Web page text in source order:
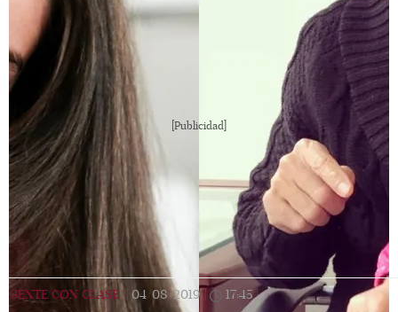
[Publicidad]
GENTE CON CLASE 04/08/2019 17:45 |